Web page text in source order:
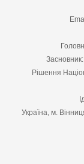
Рішення
Україна, м.